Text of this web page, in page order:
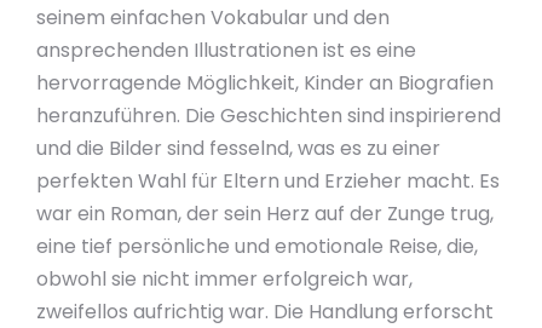
seinem einfachen Vokabular und den
ansprechenden Illustrationen ist es eine
hervorragende Möglichkeit, Kinder an Biografien
heranzuführen. Die Geschichten sind inspirierend
und die Bilder sind fesselnd, was es zu einer
perfekten Wahl für Eltern und Erzieher macht. Es
war ein Roman, der sein Herz auf der Zunge trug,
eine tief persönliche und emotionale Reise, die,
obwohl sie nicht immer erfolgreich war,
zweifellos aufrichtig war. Die Handlung erforscht